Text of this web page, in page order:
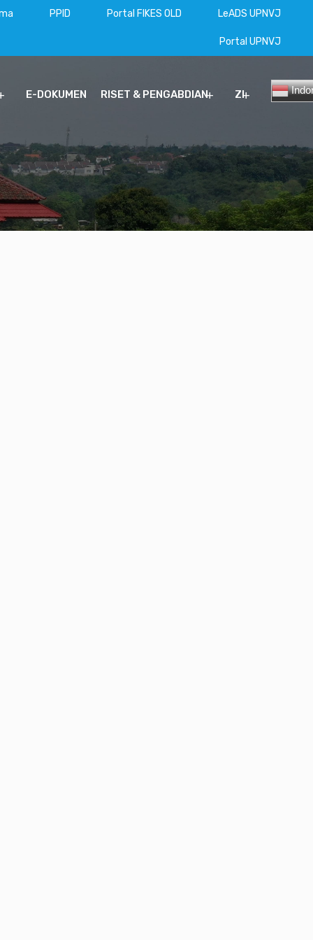
PPID Portal FIKES OLD LeADS UPNVJ
Portal UPNVJ
E-DOKUMEN RISET & PENGABDIAN ZI